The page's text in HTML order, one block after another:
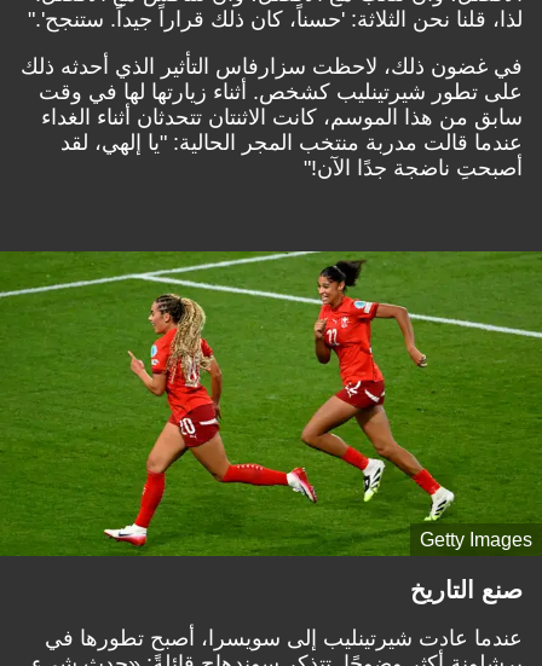
لذا، قلنا نحن الثلاثة: 'حسناً، كان ذلك قراراً جيداً. ستنجح'."
في غضون ذلك، لاحظت سزارفاس التأثير الذي أحدثه ذلك
على تطور شيرتينليب كشخص. أثناء زيارتها لها في وقت
سابق من هذا الموسم، كانت الاثنتان تتحدثان أثناء الغداء
عندما قالت مدربة منتخب المجر الحالية: "يا إلهي، لقد
أصبحتِ ناضجة جدًا الآن!"
Getty Images
صنع التاريخ
عندما عادت شيرتينليب إلى سويسرا، أصبح تطورها في